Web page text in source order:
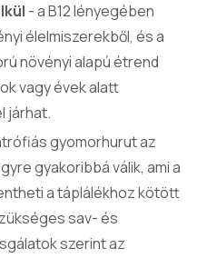
- a B12 lényegében
élelmiszerekből, és a
növényi alapú étrend
vagy évek alatt
járhat.
gyomorhurut az
gyakoribbá válik, ami a
a táplálékhoz kötött
sav- és
szerint az